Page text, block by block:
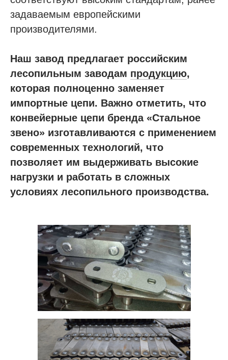
задаваемым европейскими
производителями.
Наш завод предлагает российским
лесопильным заводам продукцию,
которая полноценно заменяет
импортные цепи. Важно отметить, что
конвейерные цепи бренда «Стальное
звено» изготавливаются с применением
современных технологий, что
позволяет им выдерживать высокие
нагрузки и работать в сложных
условиях лесопильного производства.